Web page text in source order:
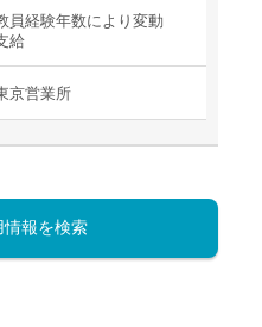
員経験年数により変動
給
京営業所
情報を検索